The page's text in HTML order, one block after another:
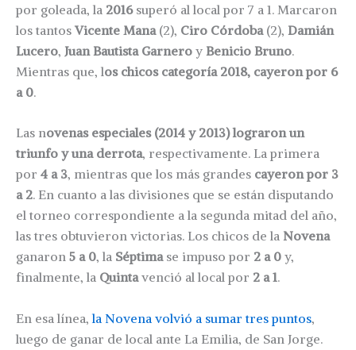
por goleada, la 2016superó al local por 7 a 1. Marcaron
los tantos Vicente Mana(2), Ciro Córdoba(2), Damián
Lucero, Juan Bautista Garnero y Benicio Bruno.
Mientras que, los chicos categoría 2018, cayeron por 6
a 0.
Las novenas especiales (2014 y 2013) lograron un
triunfo y una derrota, respectivamente. La primera
por 4 a 3, mientras que los más grandes cayeron por 3
a 2. En cuanto a las divisiones que se están disputando
el torneo correspondiente a la segunda mitad del año,
las tres obtuvieron victorias. Los chicos de la Novena
ganaron 5 a 0, la Séptimase impuso por 2 a 0 y,
finalmente, la Quintavenció al local por 2 a 1.
En esa línea, la Novena volvió a sumar tres puntos,
luego de ganar de local ante La Emilia, de San Jorge.